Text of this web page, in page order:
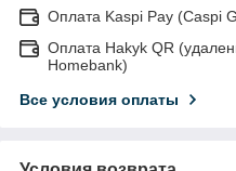
Оплата Kaspi Pay (Caspi
Оплата Hakyk QR
Homebank)
Все условия оплаты